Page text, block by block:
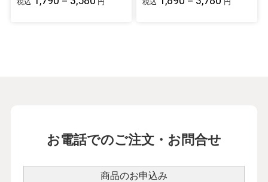
お電話でのご注文・お問合せ
商品のお申込み